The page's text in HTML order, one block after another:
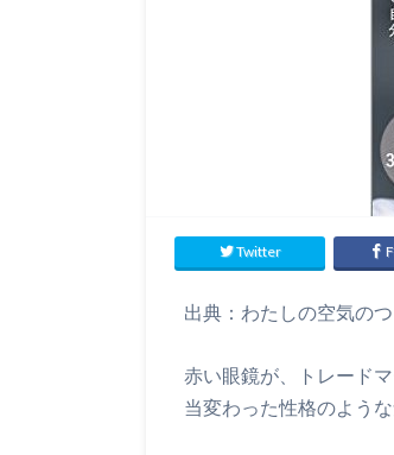
Twitter
出典：わたしの空気の
赤い眼鏡が、トレード
当変わった性格のよう